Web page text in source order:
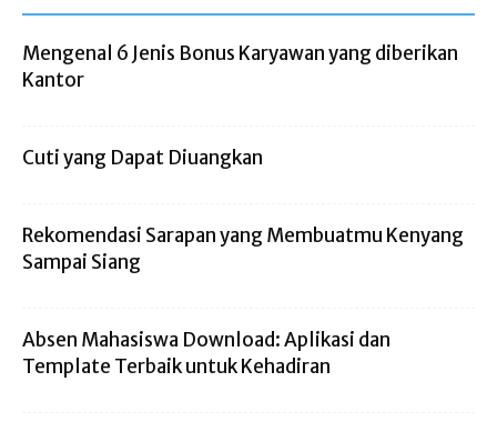
Mengenal 6 Jenis Bonus Karyawan yang diberikan
Kantor
Cuti yang Dapat Diuangkan
Rekomendasi Sarapan yang Membuatmu Kenyang
Sampai Siang
Absen Mahasiswa Download: Aplikasi dan
Template Terbaik untuk Kehadiran